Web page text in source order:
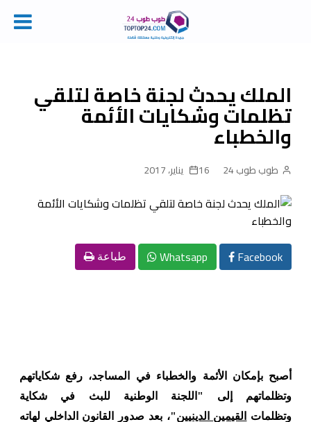
contentالملك يحدث لجنة خاصة لتلقي
تظلمات وشكايات الأئمة
والخطباء
طوب طوب 24 16 يناير، 2017
Facebook
Whatsapp طباعة
أصبح بإمكان الأئمة والخطباء في المساجد، رفع شكاياتهم
وتظلماتهم إلى "اللجنة الوطنية للبث في شكاية
وتظلمات
القيمين الدينيين"، بعد صدور القانون الداخلي لهاته